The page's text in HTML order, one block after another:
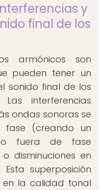
y
final de los
armónicos son
pueden tener un
sonido final de los
Las interferencias
ondas sonoras se
fase (creando un
o fuera de fase
disminuciones en
superposición
la calidad tonal